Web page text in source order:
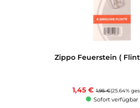
Zippo Feuerstein (
Verkaufspreis:
1,45 € Regulärer Preis:
1,95 €(25.64%
Sofort verfügbar